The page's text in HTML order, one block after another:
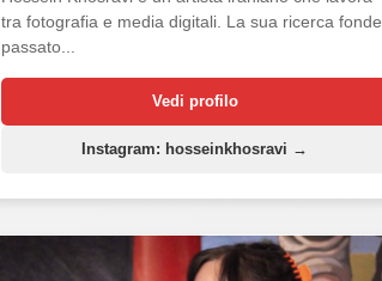
tra fotografia e media digitali. La sua ricerca fonde
passato...
Vedi profilo
Instagram: hosseinkhosravi →